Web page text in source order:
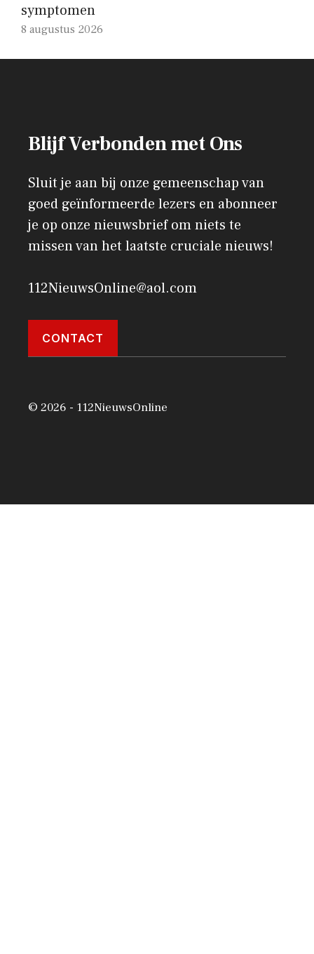
symptomen
8 augustus 2026
Blijf Verbonden met Ons
Sluit je aan bij onze gemeenschap van
goed geïnformeerde lezers en abonneer
je op onze nieuwsbrief om niets te
missen van het laatste cruciale nieuws!
112NieuwsOnline@aol.com
CONTACT
© 2026 - 112NieuwsOnline